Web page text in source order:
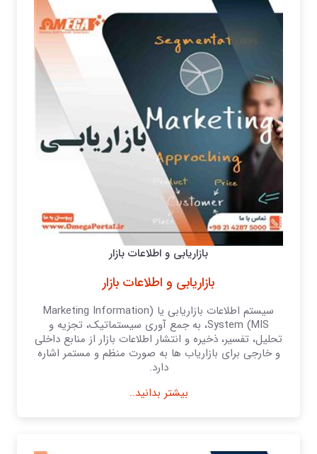
بازاریابی و اطلاعات بازار
بازاریابی و اطلاعات بازار
سیستم اطلاعات بازاریابی یا (Marketing Information
System (MIS، به جمع آوری سیستماتیک، تجزیه و
تحلیل، تفسیر، ذخیره و انتشار اطلاعات بازار از منابع داخلی
و خارجی برای بازاریاب ها به صورت منظم و مستمر اشاره
دارد.
بیشتر بدانید..